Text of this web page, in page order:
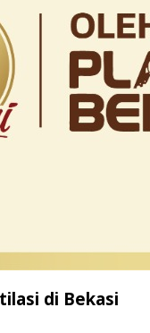
di Bekasi